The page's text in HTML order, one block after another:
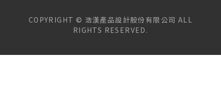
COPYRIGHT © 浩漢產品設計股份有限公司 ALL
RIGHTS RESERVED.